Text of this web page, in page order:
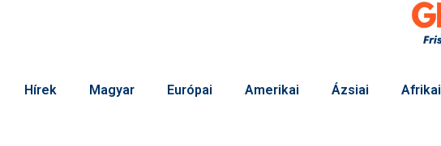
Hírek Magyar Európai Amerikai Ázsiai Afrikai